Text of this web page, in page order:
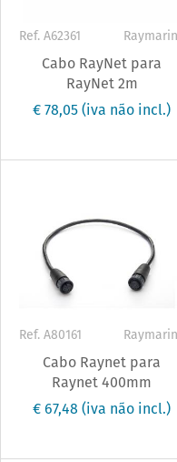
Ref. A62361
Cabo RayNet para
RayNet 2m
€ 78,05(iva não incl.)
Ref. A80161
Cabo Raynet para
Raynet 400mm
€ 67,48(iva não incl.)